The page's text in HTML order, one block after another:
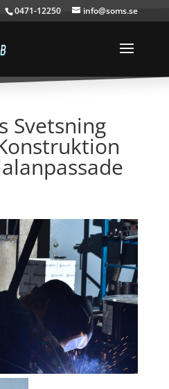
0471-12250 info@soms.se
Svetsning